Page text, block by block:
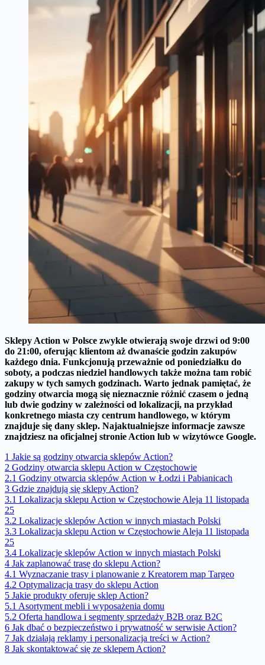
Sklepy Action w Polsce zwykle otwierają swoje drzwi od 9:00
do 21:00, oferując klientom aż dwanaście godzin zakupów
każdego dnia. Funkcjonują przeważnie od poniedziałku do
soboty, a podczas niedziel handlowych także można tam robić
zakupy w tych samych godzinach. Warto jednak pamiętać, że
godziny otwarcia mogą się nieznacznie różnić czasem o jedną
lub dwie godziny w zależności od lokalizacji, na przykład
konkretnego miasta czy centrum handlowego, w którym
znajduje się dany sklep. Najaktualniejsze informacje zawsze
znajdziesz na oficjalnej stronie Action lub w wizytówce Google.
1 Jakie są godziny otwarcia sklepów Action?
2 Godziny otwarcia sklepu Action w Częstochowie
2.1 Godziny otwarcia sklepów Action w Łodzi i Pabianicach
3 Gdzie znajdują się sklepy Action?
3.1 Lokalizacja sklepu Action w Częstochowie Aleja 11 listopada
25
3.2 Lokalizacje sklepów Action w innych miastach Polski
3.3 Lokalizacja sklepu Action w Częstochowie Aleja 11 listopada
25
3.4 Lokalizacje sklepów Action w innych miastach Polski
4 Jak zaplanować trasę do sklepu Action?
4.1 Wyznaczanie trasy i planowanie z Kreatorem map Targeo
4.2 Optymalizacja trasy do sklepu Action
5 Jakie produkty oferuje sklep Action?
5.1 Asortyment mebli i wyposażenia domu
5.2 Oferta handlowa i segmenty sprzedaży B2B oraz B2C
6 Jak dbać o bezpieczeństwo i prywatność w serwisie Action?
7 Jak działają reklamy i personalizacja treści w Action?
8 Jak skontaktować się ze sklepem Action?